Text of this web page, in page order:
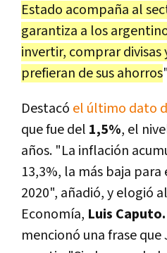
Estado acompaña al
garantiza a los
invertir, comprar divisas
prefieran de sus ahorros
Destacó el último dato
que fue del 1,5%, el
años. "La inflación
13,3%, la más baja
2020", añadió, y elogió
Economía, Luis Caputo.
mencionó una frase que